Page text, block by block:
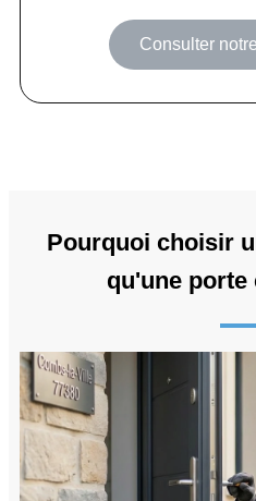
Consulter
Pourquoi choisir
qu'une porte